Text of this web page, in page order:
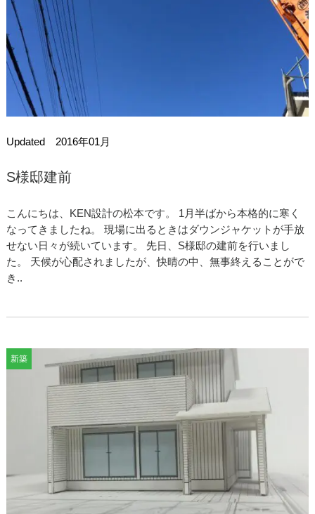
Updated 2016年01月
S様邸建前
こんにちは、KEN設計の松本です。 1月半ばから本格的に寒く
なってきましたね。 現場に出るときはダウンジャケットが手放
せない日々が続いています。 先日、S様邸の建前を行いまし
た。 天候が心配されましたが、快晴の中、無事終えることがで
き..
新築